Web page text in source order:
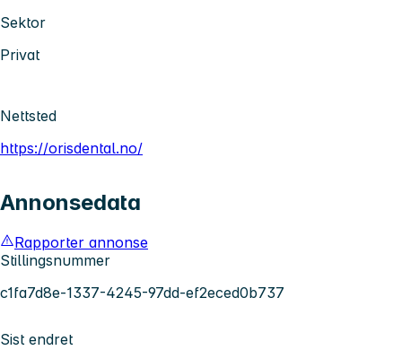
Sektor
Privat
Nettsted
https://orisdental.no/
Annonsedata
Rapporter annonse
Stillingsnummer
c1fa7d8e-1337-4245-97dd-ef2eced0b737
Sist endret